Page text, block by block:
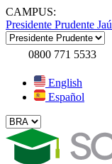
CAMPUS:
Presidente Prudente Jaú
0800 771 5533
English
Español